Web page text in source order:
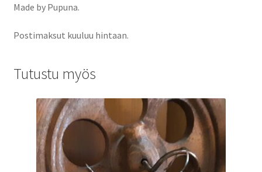
Made by Pupuna.
Postimaksut kuuluu hintaan.
Tutustu myös